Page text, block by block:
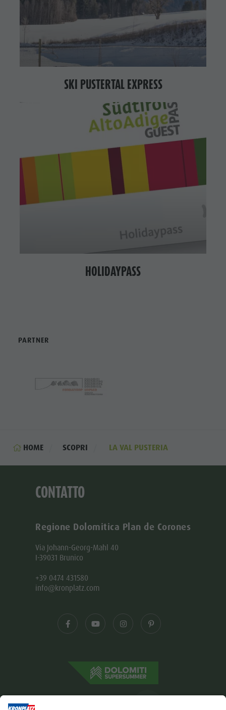
SKI PUSTERTAL EXPRESS
HOLIDAYPASS
PARTNER
HOME SCOPRI LA VAL PUSTERIA
CONTATTO
Regione Dolomitica Plan de Corones
Via Johann-Georg-Mahl 40
I-39031 Brunico
+39 0474 431580
info@kronplatz.com